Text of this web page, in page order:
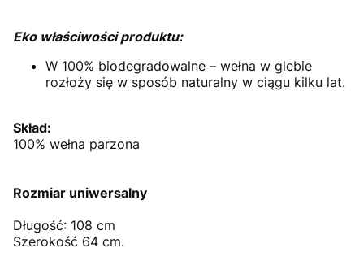
Eko właściwości produktu:
W 100% biodegradowalne – wełna w glebie
rozłoży się w sposób naturalny w ciągu kilku lat.
Skład:
100% wełna parzona
Rozmiar uniwersalny
Długość: 108 cm
Szerokość 64 cm.